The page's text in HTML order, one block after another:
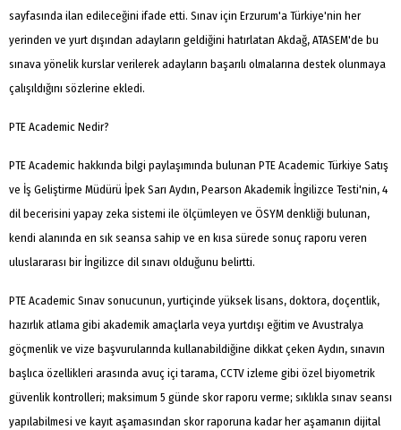
sayfasında ilan edileceğini ifade etti. Sınav için Erzurum'a Türkiye'nin her
yerinden ve yurt dışından adayların geldiğini hatırlatan Akdağ, ATASEM'de bu
sınava yönelik kurslar verilerek adayların başarılı olmalarına destek olunmaya
çalışıldığını sözlerine ekledi.
PTE Academic Nedir?
PTE Academic hakkında bilgi paylaşımında bulunan PTE Academic Türkiye Satış
ve İş Geliştirme Müdürü İpek Sarı Aydın, Pearson Akademik İngilizce Testi'nin, 4
dil becerisini yapay zeka sistemi ile ölçümleyen ve ÖSYM denkliği bulunan,
kendi alanında en sık seansa sahip ve en kısa sürede sonuç raporu veren
uluslararası bir İngilizce dil sınavı olduğunu belirtti.
PTE Academic Sınav sonucunun, yurtiçinde yüksek lisans, doktora, doçentlik,
hazırlık atlama gibi akademik amaçlarla veya yurtdışı eğitim ve Avustralya
göçmenlik ve vize başvurularında kullanabildiğine dikkat çeken Aydın, sınavın
başlıca özellikleri arasında avuç içi tarama, CCTV izleme gibi özel biyometrik
güvenlik kontrolleri; maksimum 5 günde skor raporu verme; sıklıkla sınav seansı
yapılabilmesi ve kayıt aşamasından skor raporuna kadar her aşamanın dijital